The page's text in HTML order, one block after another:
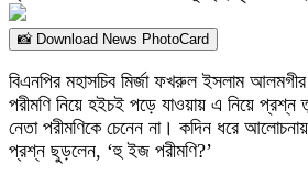
📸 Download News PhotoCard
বিএনপির মহাসচিব মির্জা ফখরুল ইসলাম
পরীমণি নিয়ে হইচই পড়ে যাওয়ায় এ নিয়ে প্রশ্ন
নেতা পরীমণিকে চেনেন না। কদিন ধরে আলোচনায়
প্রশ্ন ছুড়লেন, ‘হু ইজ পরীমণি?’